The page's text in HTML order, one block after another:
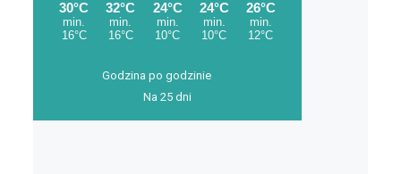
Godzina po godzinie
Na 25 dni